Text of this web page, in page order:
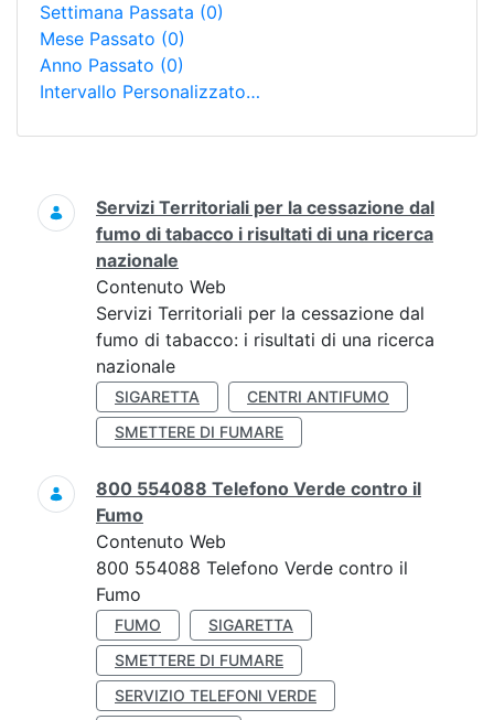
Settimana Passata (0)
Mese Passato (0)
Anno Passato (0)
Intervallo Personalizzato…
Ricerca
Servizi Territoriali per la cessazione dal
fumo di tabacco i risultati di una ricerca
nazionale
Contenuto Web
Servizi Territoriali per la cessazione dal
fumo di tabacco: i risultati di una ricerca
nazionale
SIGARETTA
CENTRI ANTIFUMO
SMETTERE DI FUMARE
800 554088 Telefono Verde contro il
Fumo
Contenuto Web
800 554088 Telefono Verde contro il
Fumo
FUMO
SIGARETTA
SMETTERE DI FUMARE
SERVIZIO TELEFONI VERDE